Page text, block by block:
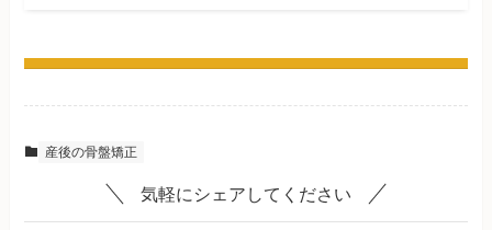
産後の骨盤矯正
気軽にシェアしてください